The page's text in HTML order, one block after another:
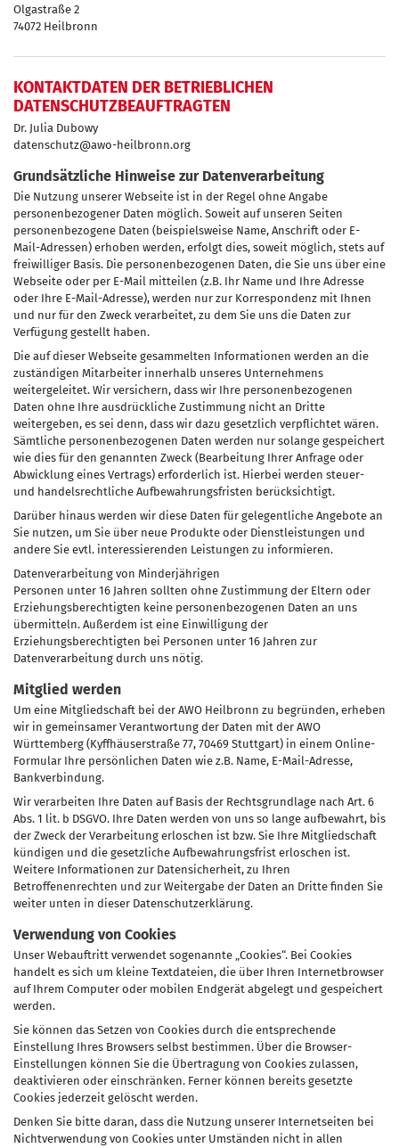
Olgastraße 2
74072 Heilbronn
KONTAKTDATEN DER BETRIEBLICHEN
DATENSCHUTZBEAUFTRAGTEN
Dr. Julia Dubowy
datenschutz@awo-heilbronn.org
Grundsätzliche Hinweise zur Datenverarbeitung
Die Nutzung unserer Webseite ist in der Regel ohne Angabe
personenbezogener Daten möglich. Soweit auf unseren Seiten
personenbezogene Daten (beispielsweise Name, Anschrift oder E-
Mail-Adressen) erhoben werden, erfolgt dies, soweit möglich, stets auf
freiwilliger Basis. Die personenbezogenen Daten, die Sie uns über eine
Webseite oder per E-Mail mitteilen (z.B. Ihr Name und Ihre Adresse
oder Ihre E-Mail-Adresse), werden nur zur Korrespondenz mit Ihnen
und nur für den Zweck verarbeitet, zu dem Sie uns die Daten zur
Verfügung gestellt haben.
Die auf dieser Webseite gesammelten Informationen werden an die
zuständigen Mitarbeiter innerhalb unseres Unternehmens
weitergeleitet. Wir versichern, dass wir Ihre personenbezogenen
Daten ohne Ihre ausdrückliche Zustimmung nicht an Dritte
weitergeben, es sei denn, dass wir dazu gesetzlich verpflichtet wären.
Sämtliche personenbezogenen Daten werden nur solange gespeichert
wie dies für den genannten Zweck (Bearbeitung Ihrer Anfrage oder
Abwicklung eines Vertrags) erforderlich ist. Hierbei werden steuer-
und handelsrechtliche Aufbewahrungsfristen berücksichtigt.
Darüber hinaus werden wir diese Daten für gelegentliche Angebote an
Sie nutzen, um Sie über neue Produkte oder Dienstleistungen und
andere Sie evtl. interessierenden Leistungen zu informieren.
Datenverarbeitung von Minderjährigen
Personen unter 16 Jahren sollten ohne Zustimmung der Eltern oder
Erziehungsberechtigten keine personenbezogenen Daten an uns
übermitteln. Außerdem ist eine Einwilligung der
Erziehungsberechtigten bei Personen unter 16 Jahren zur
Datenverarbeitung durch uns nötig.
Mitglied werden
Um eine Mitgliedschaft bei der AWO Heilbronn zu begründen, erheben
wir in gemeinsamer Verantwortung der Daten mit der AWO
Württemberg (Kyffhäuserstraße 77, 70469 Stuttgart) in einem Online-
Formular Ihre persönlichen Daten wie z.B. Name, E-Mail-Adresse,
Bankverbindung.
Wir verarbeiten Ihre Daten auf Basis der Rechtsgrundlage nach Art. 6
Abs. 1 lit. b DSGVO. Ihre Daten werden von uns so lange aufbewahrt, bis
der Zweck der Verarbeitung erloschen ist bzw. Sie Ihre Mitgliedschaft
kündigen und die gesetzliche Aufbewahrungsfrist erloschen ist.
Weitere Informationen zur Datensicherheit, zu Ihren
Betroffenenrechten und zur Weitergabe der Daten an Dritte finden Sie
weiter unten in dieser Datenschutzerklärung.
Verwendung von Cookies
Unser Webauftritt verwendet sogenannte „Cookies“. Bei Cookies
handelt es sich um kleine Textdateien, die über Ihren Internetbrowser
auf Ihrem Computer oder mobilen Endgerät abgelegt und gespeichert
werden.
Sie können das Setzen von Cookies durch die entsprechende
Einstellung Ihres Browsers selbst bestimmen. Über die Browser-
Einstellungen können Sie die Übertragung von Cookies zulassen,
deaktivieren oder einschränken. Ferner können bereits gesetzte
Cookies jederzeit gelöscht werden.
Denken Sie bitte daran, dass die Nutzung unserer Internetseiten bei
Nichtverwendung von Cookies unter Umständen nicht in allen